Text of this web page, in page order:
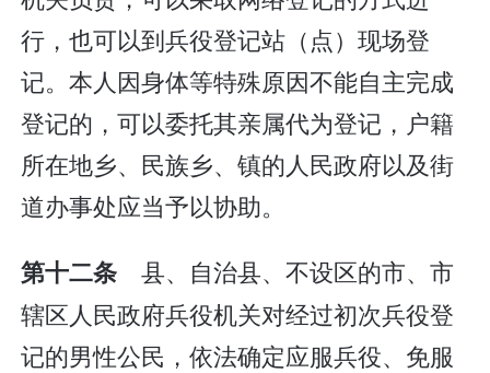
行，也可以到兵役登记站（点）现场登
记。本人因身体等特殊原因不能自主完成
登记的，可以委托其亲属代为登记，户籍
所在地乡、民族乡、镇的人民政府以及街
道办事处应当予以协助。
第十二条 县、自治县、不设区的市、市
辖区人民政府兵役机关对经过初次兵役登
记的男性公民，依法确定应服兵役、免服